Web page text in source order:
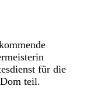
für die
teil.